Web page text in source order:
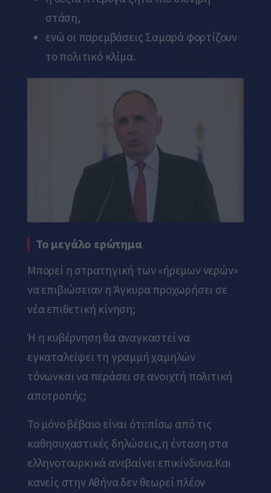
στάση,
ενώ οι παρεμβάσεις Σαμαρά φορτίζουν
το πολιτικό κλίμα.
Το μεγάλο ερώτημα
Μπορεί η στρατηγική των «ήρεμων νερών»
να επιβιώσειαν η Άγκυρα προχωρήσει σε
νέα επιθετική κίνηση;
Ή η κυβέρνηση θα αναγκαστεί να
εγκαταλείψει τη γραμμή χαμηλών
τόνωνκαι να περάσει σε ανοιχτή πολιτική
αποτροπής;
Το μόνο βέβαιο είναι ότι:πίσω από τις
καθησυχαστικές δηλώσεις,η ένταση στα
ελληνοτουρκικά ανεβαίνει επικίνδυνα.Και
κανείς στην Αθήνα δεν θεωρεί πλέον